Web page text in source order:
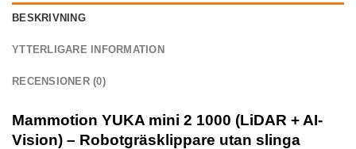
BESKRIVNING
YTTERLIGARE INFORMATION
RECENSIONER (0)
Mammotion YUKA mini 2 1000 (LiDAR + AI-
Vision) – Robotgräsklippare utan slinga